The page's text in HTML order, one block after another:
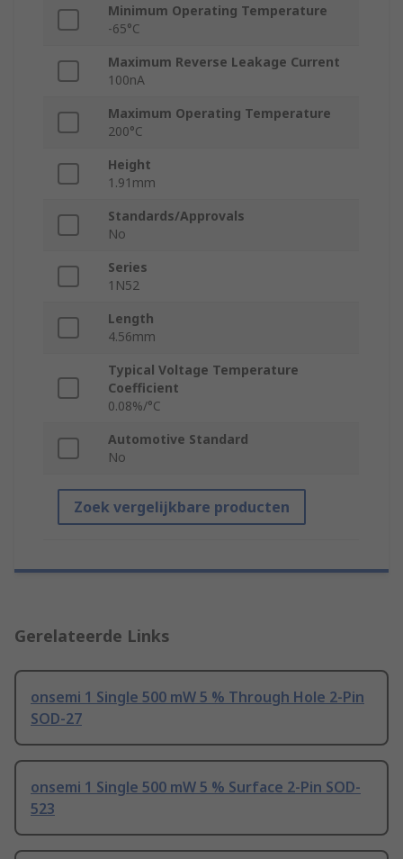
Minimum Operating Temperature
-65°C
Maximum Reverse Leakage Current
100nA
Maximum Operating Temperature
200°C
Height
1.91mm
Standards/Approvals
No
Series
1N52
Length
4.56mm
Typical Voltage Temperature
Coefficient
0.08%/°C
Automotive Standard
No
Zoek vergelijkbare producten
Gerelateerde Links
onsemi 1 Single 500 mW 5 % Through Hole 2-Pin
SOD-27
onsemi 1 Single 500 mW 5 % Surface 2-Pin SOD-
523